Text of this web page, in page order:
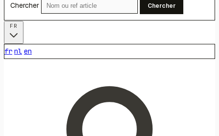
Chercher Chercher
fr nl en